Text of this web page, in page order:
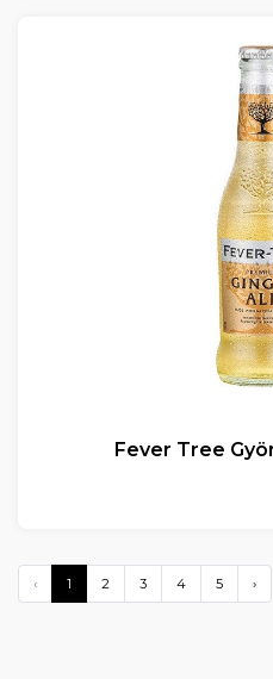
Fever Tree
‹ 1 2 3 4 5 ›